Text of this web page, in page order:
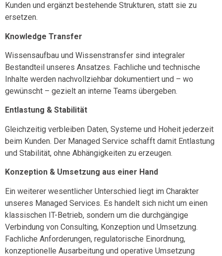
Kunden und ergänzt bestehende Strukturen, statt sie zu
ersetzen.
Knowledge Transfer
Wissensaufbau und Wissenstransfer sind integraler
Bestandteil unseres Ansatzes. Fachliche und technische
Inhalte werden nachvollziehbar dokumentiert und – wo
gewünscht – gezielt an interne Teams übergeben.
Entlastung & Stabilität
Gleichzeitig verbleiben Daten, Systeme und Hoheit jederzeit
beim Kunden. Der Managed Service schafft damit Entlastung
und Stabilität, ohne Abhängigkeiten zu erzeugen.
Konzeption & Umsetzung aus einer Hand
Ein weiterer wesentlicher Unterschied liegt im Charakter
unseres Managed Services. Es handelt sich nicht um einen
klassischen IT-Betrieb, sondern um die durchgängige
Verbindung von Consulting, Konzeption und Umsetzung.
Fachliche Anforderungen, regulatorische Einordnung,
konzeptionelle Ausarbeitung und operative Umsetzung